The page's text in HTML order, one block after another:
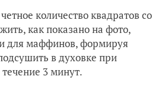
количество квадратов со
как показано на фото,
для маффинов, формируя
в духовке при
3 минут.